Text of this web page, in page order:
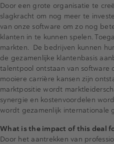
Door een grote organisatie te
slagkracht om nog meer te
van onze software om zo nog
klanten in te kunnen spelen.
markten. De bedrijven kunnen
de gezamenlijke klantenbasis
talentpool ontstaan van software
mooiere carrière kansen zijn
marktpositie wordt
synergie en kostenvoordelen
wordt gezamenlijk internationale
What is the impact of this deal
Door het aantrekken van